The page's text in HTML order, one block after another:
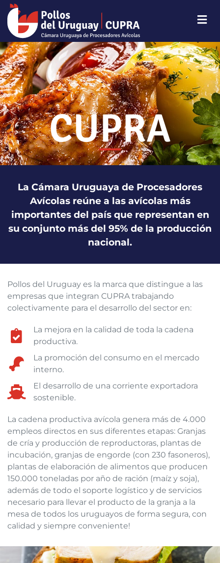
CUPRA
La Cámara Uruguaya de Procesadores
Avícolas reúne a las avícolas más
importantes del país que representan en
su conjunto más del 95% de la producción
nacional.
Pollos del Uruguay es la marca que distingue a las
empresas que integran CUPRA trabajando
colectivamente para el desarrollo del sector en:
La mejora en la calidad de toda la cadena
productiva.
La promoción del consumo en el mercado
interno.
El desarrollo de una corriente exportadora
sostenible.
La cadena productiva avícola genera más de 4.000
empleos directos en sus diferentes etapas: Granjas
de cría y producción de reproductoras, plantas de
incubación, granjas de engorde (con 230 fasoneros),
plantas de elaboración de alimentos que producen
150.000 toneladas por año de ración (maíz y soja),
además de todo el soporte logístico y de servicios
necesario para llevar el producto de la granja a la
mesa de todos los uruguayos de forma segura, con
calidad y siempre conveniente!